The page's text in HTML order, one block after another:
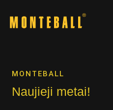
prie
turinio
MONTEBALL
Naujieji metai!